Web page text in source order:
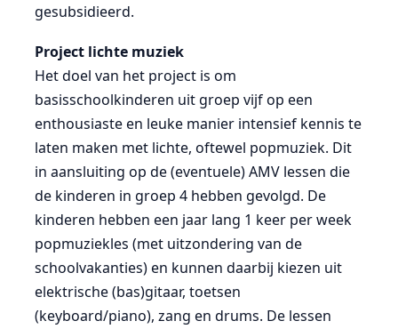
gesubsidieerd.
Project lichte muziek
Het doel van het project is om
basisschoolkinderen uit groep vijf op een
enthousiaste en leuke manier intensief kennis te
laten maken met lichte, oftewel popmuziek. Dit
in aansluiting op de (eventuele) AMV lessen die
de kinderen in groep 4 hebben gevolgd. De
kinderen hebben een jaar lang 1 keer per week
popmuziekles (met uitzondering van de
schoolvakanties) en kunnen daarbij kiezen uit
elektrische (bas)gitaar, toetsen
(keyboard/piano), zang en drums. De lessen